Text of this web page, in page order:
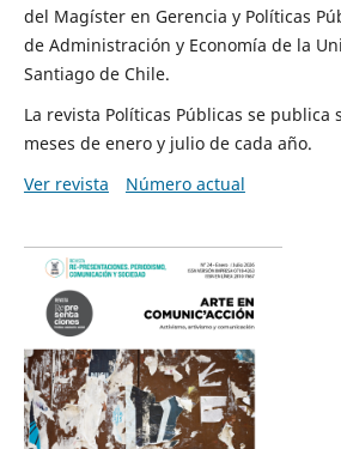
del Magíster en Gerencia y Políticas
de Administración y Economía de la
Santiago de Chile.
La revista Políticas Públicas se publica
meses de enero y julio de cada año.
Ver revista
Número actual